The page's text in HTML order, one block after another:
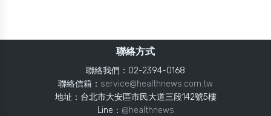
聯絡方式
聯絡我們：02-2394-0168
聯絡信箱： service@healthnews.com.tw
地址：台北市大安區市民大道三段142號5樓
Line： @healthnews